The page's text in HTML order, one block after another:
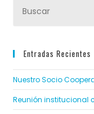
Entradas Recientes
Nuestro Socio
Reunión institucional